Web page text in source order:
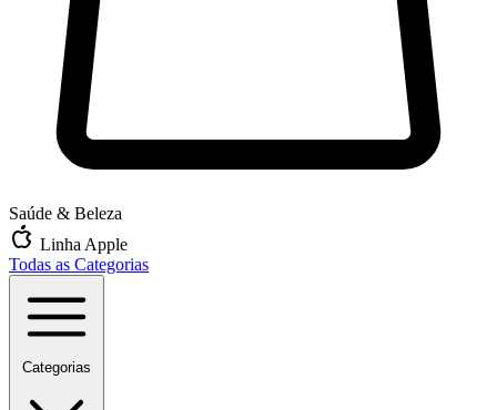
Saúde & Beleza
Linha Apple
Todas as Categorias
Categorias